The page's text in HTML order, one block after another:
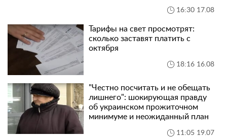
16:30 17.08
Тарифы на свет просмотрят:
сколько заставят платить с
октября
18:16 16.08
"Честно посчитать и не обещать
лишнего": шокирующая правду
об украинском прожиточном
минимуме и неожиданный план
11:05 19.07